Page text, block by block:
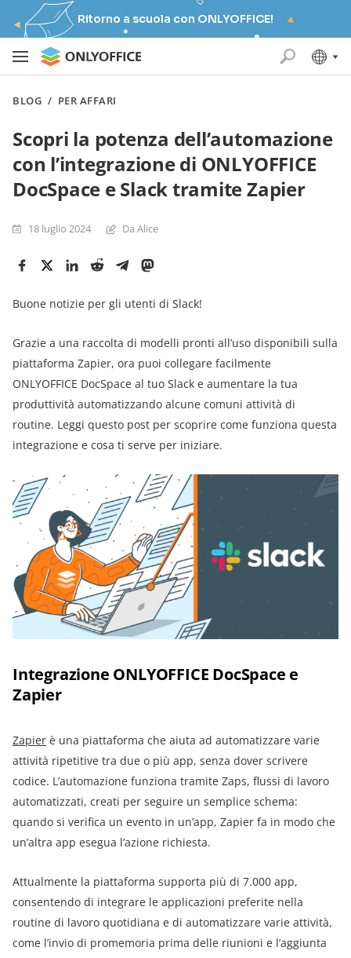
Ritorno a scuola con ONLYOFFICE!
BLOG / PER AFFARI
Scopri la potenza dell’automazione
con l’integrazione di ONLYOFFICE
DocSpace e Slack tramite Zapier
18 luglio 2024 Da Alice
Buone notizie per gli utenti di Slack!
Grazie a una raccolta di modelli pronti all’uso disponibili sulla
piattaforma Zapier, ora puoi collegare facilmente
ONLYOFFICE DocSpace al tuo Slack e aumentare la tua
produttività automatizzando alcune comuni attività di
routine. Leggi questo post per scoprire come funziona questa
integrazione e cosa ti serve per iniziare.
Integrazione ONLYOFFICE DocSpace e
Zapier
Zapier è una piattaforma che aiuta ad automatizzare varie
attività ripetitive tra due o più app, senza dover scrivere
codice. L’automazione funziona tramite Zaps, flussi di lavoro
automatizzati, creati per seguire un semplice schema:
quando si verifica un evento in un’app, Zapier fa in modo che
un’altra app esegua l’azione richiesta.
Attualmente la piattaforma supporta più di 7.000 app,
consentendo di integrare le applicazioni preferite nella
routine di lavoro quotidiana e di automatizzare varie attività,
come l’invio di promemoria prima delle riunioni e l’aggiunta